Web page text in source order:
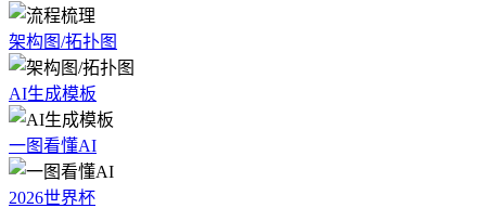
架构图/拓扑图
AI生成模板
一图看懂AI
2026世界杯